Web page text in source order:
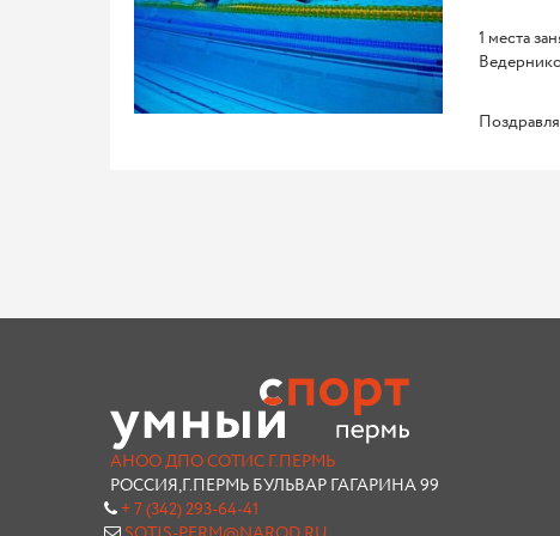
1 места
АНОО ДПО СОТИС Г.ПЕРМЬ
РОССИЯ,Г.ПЕРМЬ БУЛЬВАР ГАГАРИНА 99
+ 7 (342) 293-64-41